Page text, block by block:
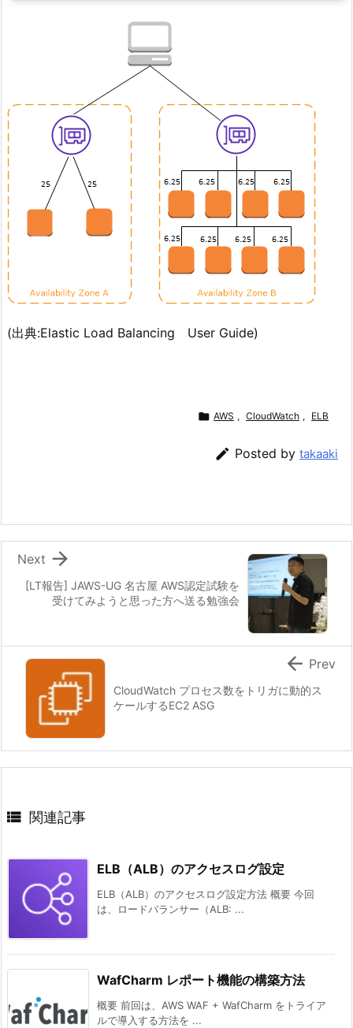
(出典:Elastic Load Balancing User Guide)
 AWS , CloudWatch , ELB
 Posted by takaaki
[LT報告] JAWS-UG 名古屋 AWS認定試験を
受けてみようと思った方へ送る勉強会

Next
CloudWatch プロセス数をトリガに動的ス
ケールするEC2 ASG
 Prev
 関連記事
ELB（ALB）のアクセスログ設定
ELB（ALB）のアクセスログ設定方法 概要 今回
は、ロードバランサー（ALB: ...
WafCharm レポート機能の構築方法
概要 前回は、AWS WAF + WafCharm をトライア
ルで導入する方法を ...